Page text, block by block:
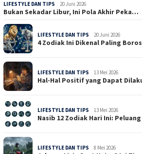
LIFESTYLE DAN TIPS 20 Juni 2026
Bukan Sekadar Libur, Ini Pola Akhir Peka…
LIFESTYLE DAN TIPS 20 Juni 2026
4 Zodiak Ini Dikenal Paling
LIFESTYLE DAN TIPS 13 Mei 2026
Hal-Hal Positif yang Dapat
LIFESTYLE DAN TIPS 13 Mei 2026
Nasib 12 Zodiak Hari Ini:
LIFESTYLE DAN TIPS 8 Mei 2026